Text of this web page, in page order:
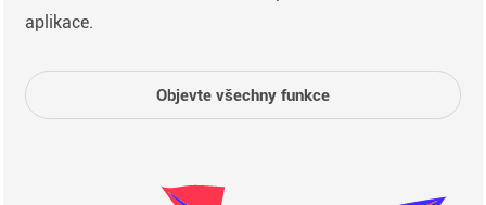
aplikace.
Objevte všechny funkce